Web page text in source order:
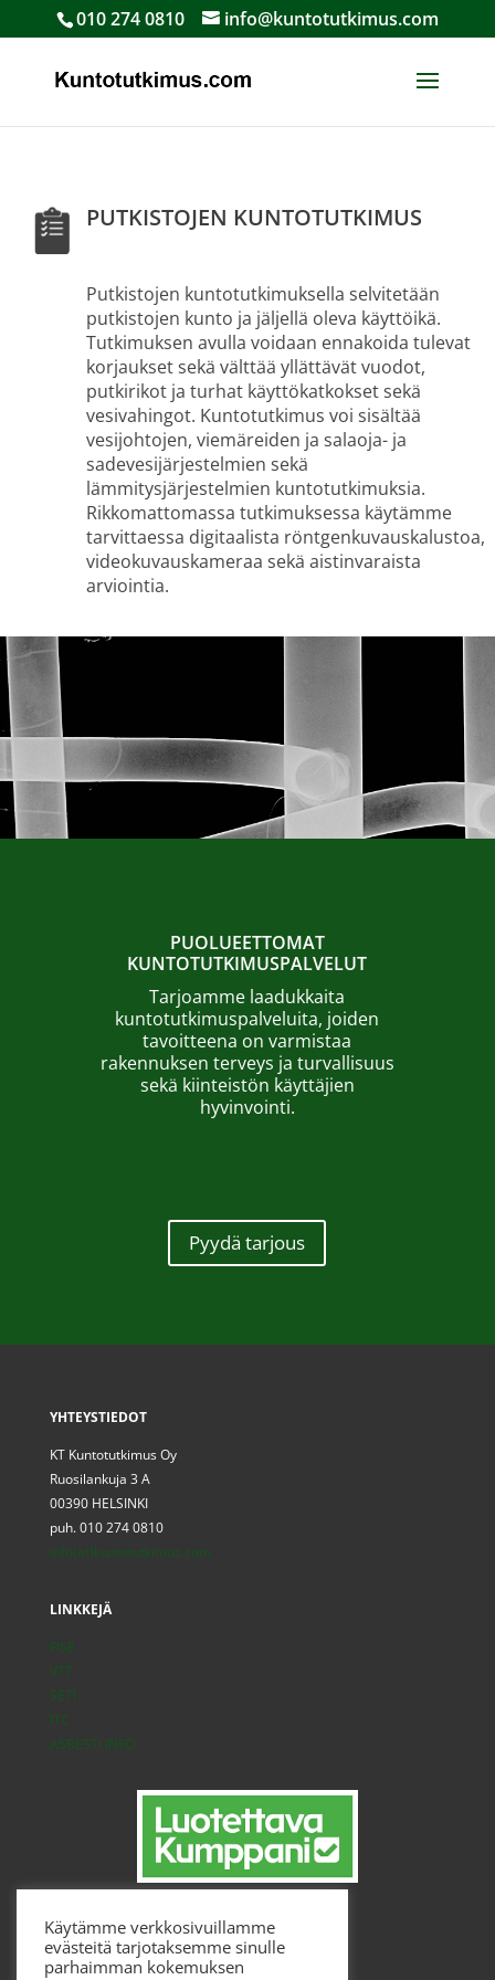
010 274 0810 info@kuntotutkimus.com
PUTKISTOJEN KUNTOTUTKIMUS
Putkistojen kuntotutkimuksella selvitetään
putkistojen kunto ja jäljellä oleva käyttöikä.
Tutkimuksen avulla voidaan ennakoida tulevat
korjaukset sekä välttää yllättävät vuodot,
putkirikot ja turhat käyttökatkokset sekä
vesivahingot. Kuntotutkimus voi sisältää
vesijohtojen, viemäreiden ja salaoja- ja
sadevesijärjestelmien sekä
lämmitysjärjestelmien kuntotutkimuksia.
Rikkomattomassa tutkimuksessa käytämme
tarvittaessa digitaalista röntgenkuvauskalustoa,
videokuvauskameraa sekä aistinvaraista
arviointia.
PUOLUEETTOMAT
KUNTOTUTKIMUSPALVELUT
Tarjoamme laadukkaita
kuntotutkimuspalveluita, joiden
tavoitteena on varmistaa
rakennuksen terveys ja turvallisuus
sekä kiinteistön käyttäjien
hyvinvointi.
Pyydä tarjous
YHTEYSTIEDOT
KT Kuntotutkimus Oy
Ruosilankuja 3 A
00390 HELSINKI
puh. 010 274 0810
info(at)kuntotutkimus.com
LINKKEJÄ
FISE
VTT
SETI
ITC
ASBESTI.INFO
Käytämme verkkosivuillamme
evästeitä tarjotaksemme sinulle
parhaimman kokemuksen